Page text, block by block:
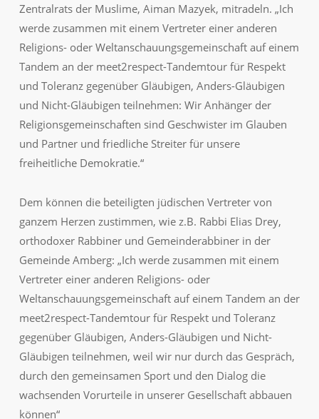
Zentralrats der Muslime, Aiman Mazyek, mitradeln. „Ich
werde zusammen mit einem Vertreter einer anderen
Religions- oder Weltanschauungsgemeinschaft auf einem
Tandem an der meet2respect-Tandemtour für Respekt
und Toleranz gegenüber Gläubigen, Anders-Gläubigen
und Nicht-Gläubigen teilnehmen: Wir Anhänger der
Religionsgemeinschaften sind Geschwister im Glauben
und Partner und friedliche Streiter für unsere
freiheitliche Demokratie.“
Dem können die beteiligten jüdischen Vertreter von
ganzem Herzen zustimmen, wie z.B. Rabbi Elias Drey,
orthodoxer Rabbiner und Gemeinderabbiner in der
Gemeinde Amberg: „Ich werde zusammen mit einem
Vertreter einer anderen Religions- oder
Weltanschauungsgemeinschaft auf einem Tandem an der
meet2respect-Tandemtour für Respekt und Toleranz
gegenüber Gläubigen, Anders-Gläubigen und Nicht-
Gläubigen teilnehmen, weil wir nur durch das Gespräch,
durch den gemeinsamen Sport und den Dialog die
wachsenden Vorurteile in unserer Gesellschaft abbauen
können“